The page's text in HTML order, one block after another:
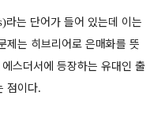
라는 단어가 들어 있는데 이는
제는 히브리어로 은매화를 뜻
스더서에 등장하는 유대인 출
점이다.